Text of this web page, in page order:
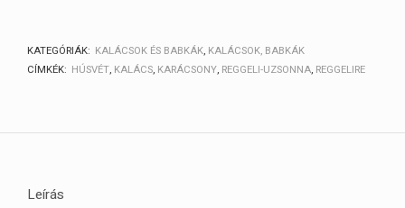
KATEGÓRIÁK: KALÁCSOK ÉS BABKÁK, KALÁCSOK, BABKÁK
CÍMKÉK: HÚSVÉT, KALÁCS, KARÁCSONY, REGGELI-UZSONNA, REGGELIRE
Leírás